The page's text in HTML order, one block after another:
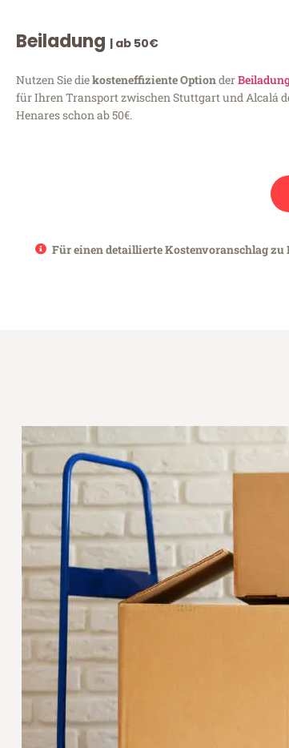
Beiladung | ab 50€
Nutzen Sie diekosteneffiziente Optionder
für Ihren Transport zwischen Stuttgart und Alcalá
Henares schon ab 50€.
Für einen detaillierte Kostenvoranschlag